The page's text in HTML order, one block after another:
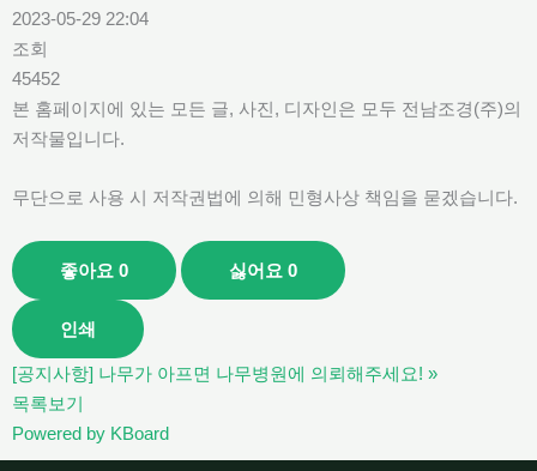
2023-05-29 22:04
조회
45452
본 홈페이지에 있는 모든 글, 사진, 디자인은 모두 전남조경(주)의
저작물입니다.
무단으로 사용 시 저작권법에 의해 민형사상 책임을 묻겠습니다.
좋아요 0 싫어요 0
인쇄
[공지사항] 나무가 아프면 나무병원에 의뢰해주세요! »
목록보기
Powered by KBoard